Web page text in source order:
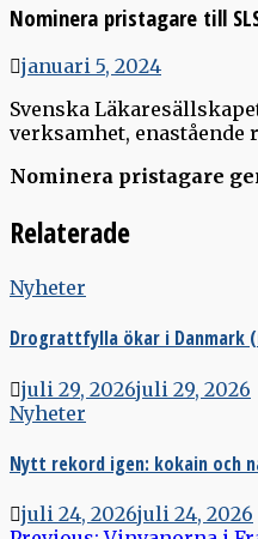
Nominera pristagare till
januari 5, 2024
Svenska
verksamhet,
Nominera pristagare
Relaterade
Nyheter
Drograttfylla ökar i Danmark
juli 29, 2026juli 29, 2026
Nyheter
Nytt rekord igen: kokain och
juli 24, 2026juli 24, 2026